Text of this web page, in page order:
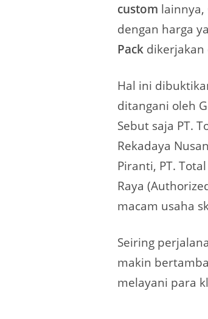
custom lainnya,
dengan harga
Pack dikerjakan
Hal ini
ditangani oleh
Sebut saja PT.
Rekadaya
Piranti, PT.
Raya
macam usaha
Seiring
makin
melayani para